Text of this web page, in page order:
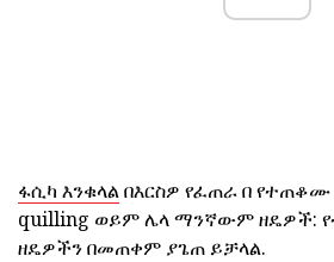
ፋሲካ እንቁላልበእርስዎ የፈጠራ በ የተጠቆሙ
quilling ወይም ሌላ ማንኛውም ዘዴዎች:
ዘዴዎችን በመጠቀም ያጌጠ ይቻላል.